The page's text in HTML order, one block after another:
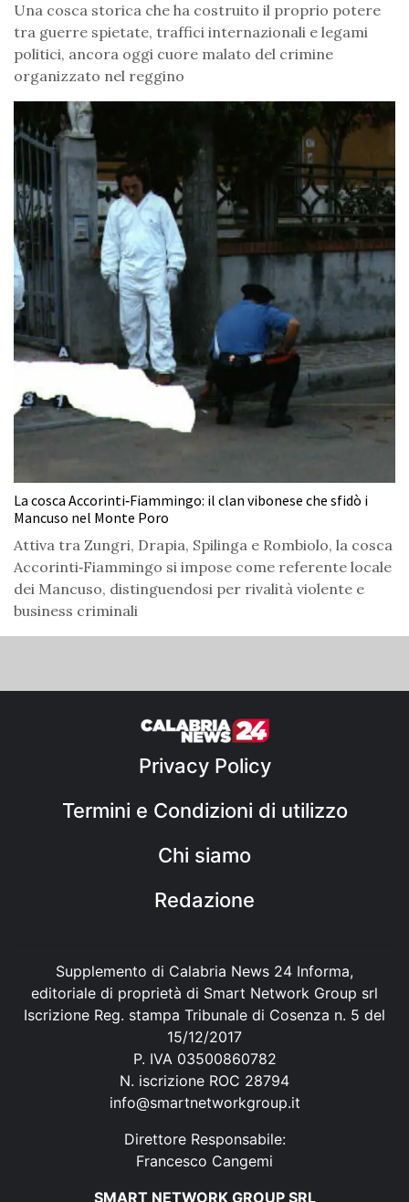
Una cosca storica che ha costruito il proprio potere
tra guerre spietate, traffici internazionali e legami
politici, ancora oggi cuore malato del crimine
organizzato nel reggino
La cosca Accorinti‑Fiammingo: il clan vibonese che sfidò i
Mancuso nel Monte Poro
Attiva tra Zungri, Drapia, Spilinga e Rombiolo, la cosca
Accorinti‑Fiammingo si impose come referente locale
dei Mancuso, distinguendosi per rivalità violente e
business criminali
Privacy Policy
Termini e Condizioni di utilizzo
Chi siamo
Redazione
Supplemento di Calabria News 24 Informa,
editoriale di proprietà di Smart Network Group srl
Iscrizione Reg. stampa Tribunale di Cosenza n. 5 del
15/12/2017
P. IVA 03500860782
N. iscrizione ROC 28794
info@smartnetworkgroup.it
Direttore Responsabile:
Francesco Cangemi
SMART NETWORK GROUP SRL